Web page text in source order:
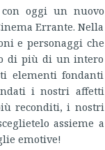
oggi un nuovo
Errante. Nella
e personaggi che
di più di un intero
elementi fondanti
i nostri affetti
reconditi, i nostri
assieme a
emotive!